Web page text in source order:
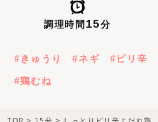
調理時間 15分
きゅうり ネギ ピリ辛
鶏むね